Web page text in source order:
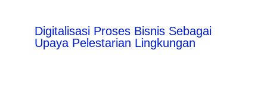
Digitalisasi Proses Bisnis Sebagai
Upaya Pelestarian Lingkungan